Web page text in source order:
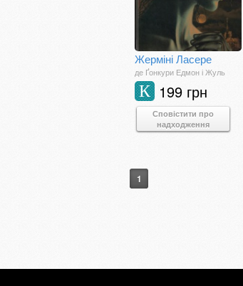
Жерміні Ласере
де Ґонкури Едмон і Жуль
199 грн
К
Сповістити про
надходження
1